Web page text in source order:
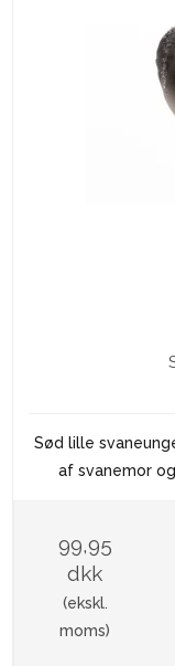
Sød lille
af svanemor
99,95
dkk
(ekskl.
moms)